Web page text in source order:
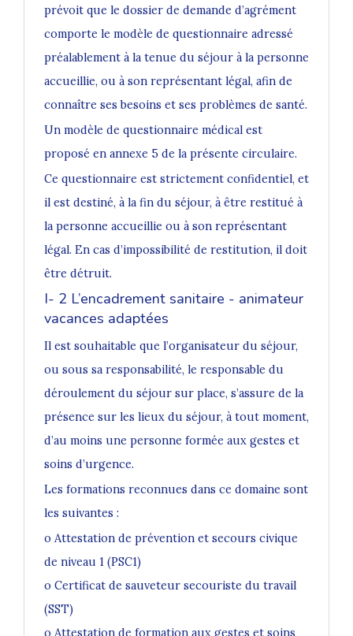
prévoit que le dossier de demande d’agrément
comporte le modèle de questionnaire adressé
préalablement à la tenue du séjour à la personne
accueillie, ou à son représentant légal, afin de
connaître ses besoins et ses problèmes de santé.
Un modèle de questionnaire médical est
proposé en annexe 5 de la présente circulaire.
Ce questionnaire est strictement confidentiel, et
il est destiné, à la fin du séjour, à être restitué à
la personne accueillie ou à son représentant
légal. En cas d’impossibilité de restitution, il doit
être détruit.
I- 2 L’encadrement sanitaire - animateur
vacances adaptées
Il est souhaitable que l’organisateur du séjour,
ou sous sa responsabilité, le responsable du
déroulement du séjour sur place, s’assure de la
présence sur les lieux du séjour, à tout moment,
d’au moins une personne formée aux gestes et
soins d’urgence.
Les formations reconnues dans ce domaine sont
les suivantes :
o Attestation de prévention et secours civique
de niveau 1 (PSC1)
o Certificat de sauveteur secouriste du travail
(SST)
o Attestation de formation aux gestes et soins